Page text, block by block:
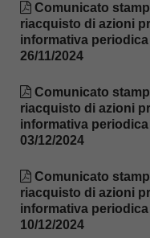
Comunicato
riacquisto di azioni
informativa
26/11/2024
Comunicato
riacquisto di azioni
informativa
03/12/2024
Comunicato
riacquisto di azioni
informativa
10/12/2024